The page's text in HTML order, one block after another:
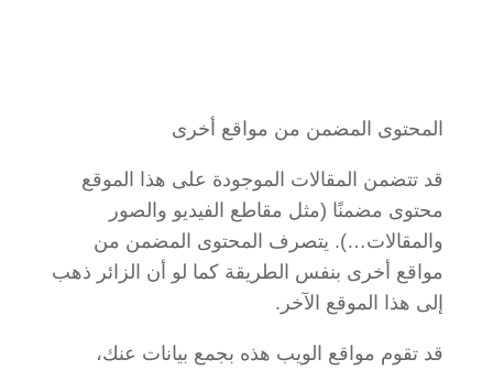
المحتوى المضمن من مواقع أخرى
قد تتضمن المقالات الموجودة على هذا الموقع
محتوى مضمنًا (مثل مقاطع الفيديو والصور
والمقالات…). يتصرف المحتوى المضمن من
مواقع أخرى بنفس الطريقة كما لو أن الزائر ذهب
إلى هذا الموقع الآخر.
قد تقوم مواقع الويب هذه بجمع بيانات عنك،